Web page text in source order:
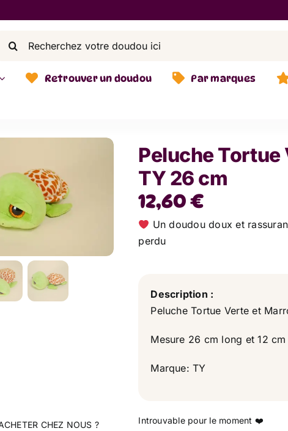
Retrouver un doudou Par marques
CHEZ NOUS ?
Peluche Tortue
TY 26 cm
12,60€
Un doudou doux et
perdu
Description :
Peluche Tortue Verte et
Mesure 26 cm long et 12 cm
Marque: TY